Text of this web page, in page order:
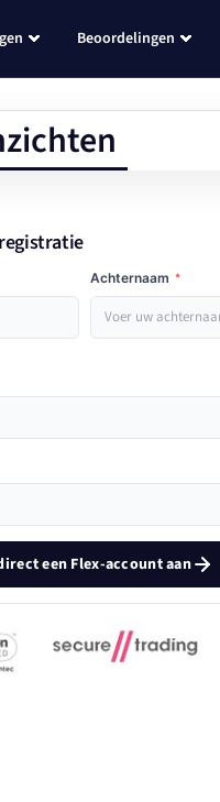
Beoordelingen
Achternaam *
een Flex-account aan